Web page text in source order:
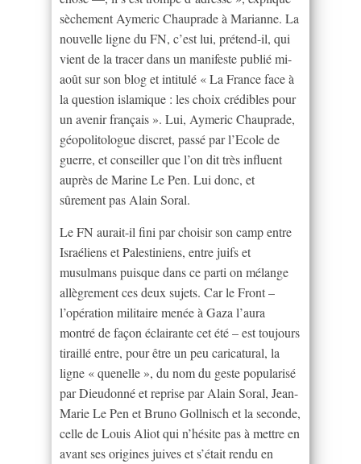
sèchement Aymeric Chauprade à Marianne. La
nouvelle ligne du FN, c’est lui, prétend-il, qui
vient de la tracer dans un manifeste publié mi-
août sur son blog et intitulé « La France face à
la question islamique : les choix crédibles pour
un avenir français ». Lui, Aymeric Chauprade,
géopolitologue discret, passé par l’Ecole de
guerre, et conseiller que l’on dit très influent
auprès de Marine Le Pen. Lui donc, et
sûrement pas Alain Soral.
Le FN aurait-il fini par choisir son camp entre
Israéliens et Palestiniens, entre juifs et
musulmans puisque dans ce parti on mélange
allègrement ces deux sujets. Car le Front –
l’opération militaire menée à Gaza l’aura
montré de façon éclairante cet été – est toujours
tiraillé entre, pour être un peu caricatural, la
ligne « quenelle », du nom du geste popularisé
par Dieudonné et reprise par Alain Soral, Jean-
Marie Le Pen et Bruno Gollnisch et la seconde,
celle de Louis Aliot qui n’hésite pas à mettre en
avant ses origines juives et s’était rendu en